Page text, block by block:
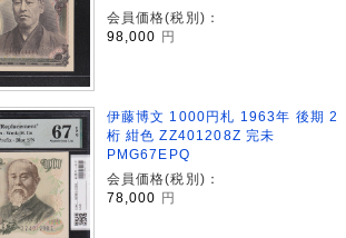
会員価格(税別)：
98,000
円
伊藤博文 1000円札 1963年 後期 2
桁 紺色 ZZ401208Z 完未
PMG67EPQ
会員価格(税別)：
78,000 円